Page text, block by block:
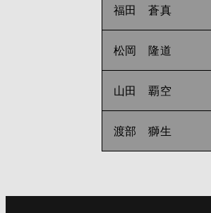
福田 蒼真
松岡 隆道
山田 覇空
渡部 獅生